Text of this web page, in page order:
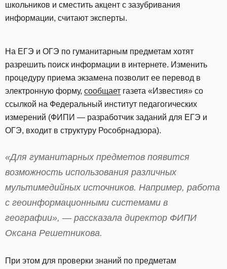
школьников и сместить акцент с зазубривания
информации, считают эксперты.
На ЕГЭ и ОГЭ по гуманитарным предметам хотят
разрешить поиск информации в интернете. Изменить
процедуру приема экзамена позволит ее перевод в
электронную форму, сообщает газета «Известия» со
ссылкой на Федеральный институт педагогических
измерений (ФИПИ — разработчик заданий для ЕГЭ и
ОГЭ, входит в структуру Рособрнадзора).
«Для гуманитарных предметов появится
возможность использования различных
мультимедийных источников. Например, работа
с геоинформационными системами в
географии», — рассказала директор ФИПИ
Оксана Решетникова.
При этом для проверки знаний по предметам